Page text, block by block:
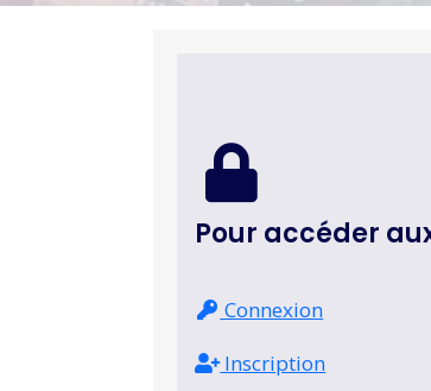
Pour accéder
Connexion
Inscription